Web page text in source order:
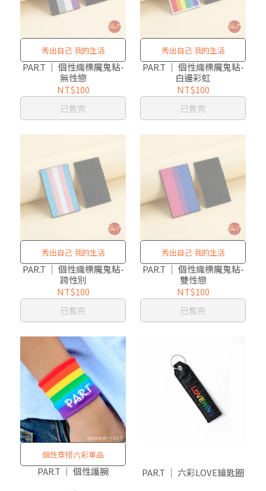
秀出自己 我的生活
PAR.T ｜ 個性織標魔鬼粘-
無性戀
NT$100
已售完
秀出自己 我的生活
PAR.T ｜ 個性織標魔鬼粘-
白邊彩虹
NT$100
已售完
秀出自己 我的生活
PAR.T ｜ 個性織標魔鬼粘-
跨性別
NT$100
已售完
秀出自己 我的生活
PAR.T ｜ 個性織標魔鬼粘-
雙性戀
NT$100
已售完
個性穿搭六彩單品
PAR.T ｜ 個性護腕
PAR.T ｜ 六彩LOVE鑰匙圈